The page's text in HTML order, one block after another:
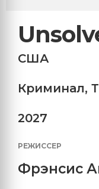
США
Криминал,
2027
РЕЖИССЕР
Фрэнсис